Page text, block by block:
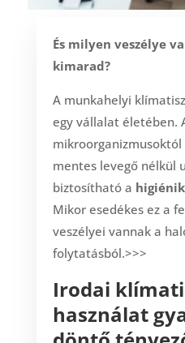
És milyen veszélye
kimarad?
A munkahelyi
egy vállalat életében.
mikroorganizmusoktól
mentes levegő nélkül
biztosítható a
Mikor esedékes ez a
veszélyei vannak a
folytatásból.>>>
Irodai
használat